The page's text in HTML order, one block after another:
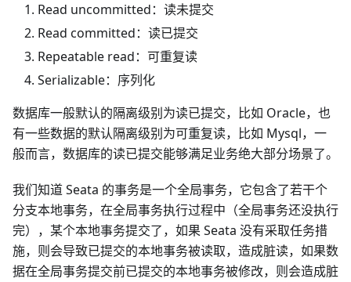
Read uncommitted：读未提交
Read committed：读已提交
Repeatable read：可重复读
Serializable：序列化
数据库一般默认的隔离级别为读已提交，比如 Oracle，也
有一些数据的默认隔离级别为可重复读，比如 Mysql，一
般而言，数据库的读已提交能够满足业务绝大部分场景了。
我们知道 Seata 的事务是一个全局事务，它包含了若干个
分支本地事务，在全局事务执行过程中（全局事务还没执行
完），某个本地事务提交了，如果 Seata 没有采取任务措
施，则会导致已提交的本地事务被读取，造成脏读，如果数
据在全局事务提交前已提交的本地事务被修改，则会造成脏